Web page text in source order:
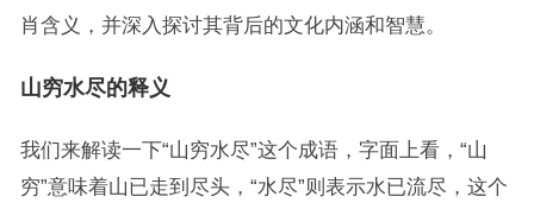
肖含义，并深入探讨其背后的文化内涵和智慧。
山穷水尽的释义
我们来解读一下“山穷水尽”这个成语，字面上看，“山
穷”意味着山已走到尽头，“水尽”则表示水已流尽，这个